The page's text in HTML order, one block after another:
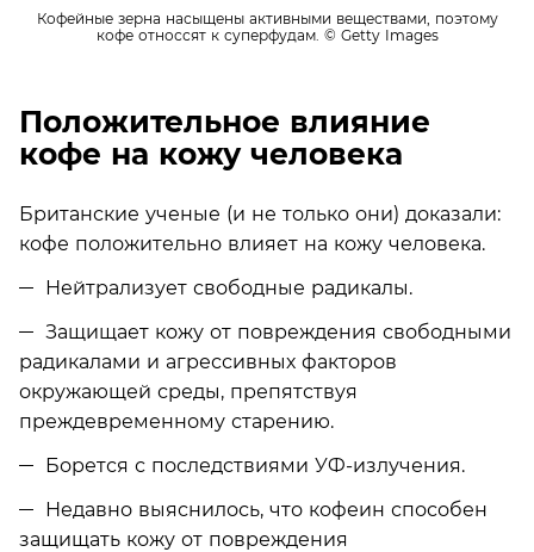
Кофейные зерна насыщены активными веществами, поэтому
кофе относсят к суперфудам. © Getty Images
Положительное влияние
кофе на кожу человека
Британские ученые (и не только они) доказали:
кофе положительно влияет на кожу человека.
Нейтрализует свободные радикалы.
Защищает кожу от повреждения свободными
радикалами и агрессивных факторов
окружающей среды, препятствуя
преждевременному старению.
Борется с последствиями УФ-излучения.
Недавно выяснилось, что кофеин способен
защищать кожу от повреждения